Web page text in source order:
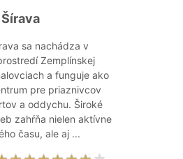
sa nachádza v
Zemplínskej
a funguje ako
pre priaznivcov
a oddychu. Široké
zahŕňa nielen aktívne
času, ale aj ...